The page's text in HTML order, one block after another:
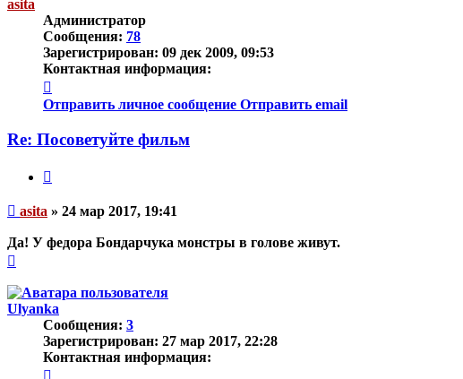
asita
Администратор
Сообщения: 78
Зарегистрирован: 09 дек 2009, 09:53
Контактная информация:
информация
пользователя
Отправить личное сообщение Отправить email
Re: Посоветуйте фильм
Непрочитанное
asita » 24 мар 2017, 19:41
Да! У федора Бондарчука монстры в голове живут.
началу
Ulyanka
Сообщения: 3
Зарегистрирован: 27 мар 2017, 22:28
Контактная информация: